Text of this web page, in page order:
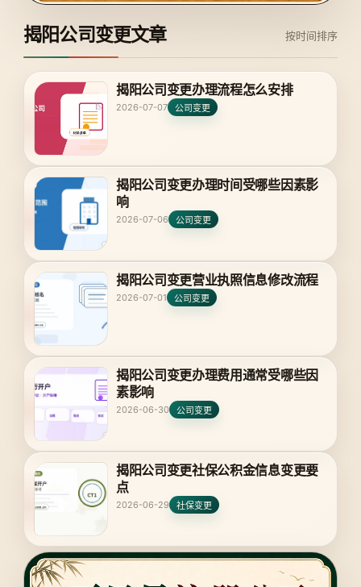
揭阳公司变更文章 按时间排序
揭阳公司变更办理流程怎么安排
2026-07-07 公司变更
揭阳公司变更办理时间受哪些因素影
响
2026-07-06 公司变更
揭阳公司变更营业执照信息修改流程
2026-07-01 公司变更
揭阳公司变更办理费用通常受哪些因
素影响
2026-06-30 公司变更
揭阳公司变更社保公积金信息变更要
点
2026-06-29 社保变更